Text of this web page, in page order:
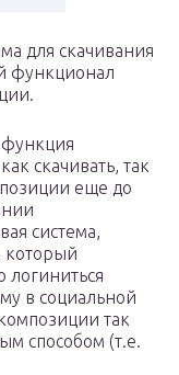
для скачивания
функционал
скачивать, так
еще до
система,
который
логиниться
в социальной
так
способом (т.е.